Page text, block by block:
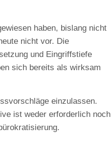
haben, bislang nicht
nicht vor. Die
und Eingriffstiefe
sich bereits als wirksam
einzulassen.
ist weder erforderlich noch